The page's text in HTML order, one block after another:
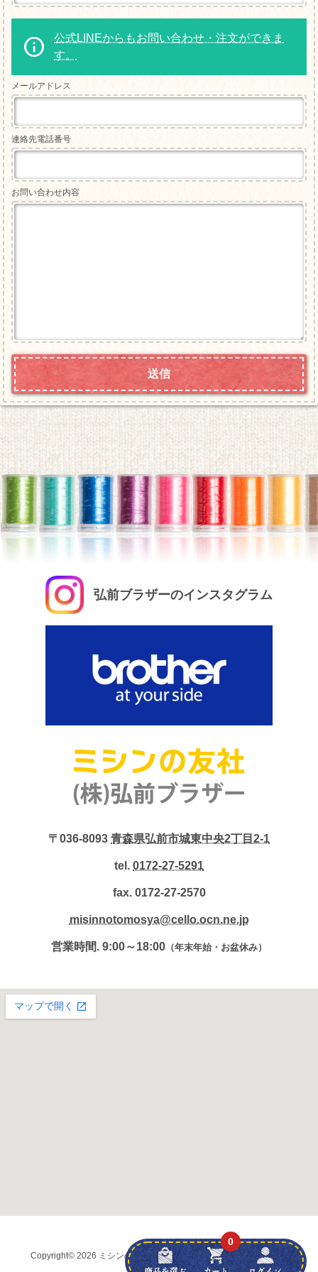
公式LINEからもお問い合わせ・注文ができま
す。
メールアドレス
連絡先電話番号
お問い合わせ内容
弘前ブラザーのインスタグラム
〒036-8093 青森県弘前市城東中央2丁目2-1
tel. 0172-27-5291
fax. 0172-27-2570
misinnotomosya@cello.ocn.ne.jp
営業時間. 9:00～18:00 （年末年始・お盆休み）
Copyright© 2026 ミシンの友社 (株)弘前ブラザーall rights reserved.
0